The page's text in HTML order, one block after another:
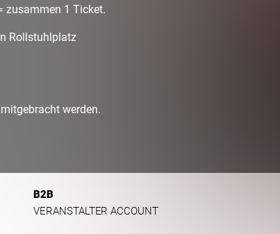
zusammen 1 Ticket.
Rollstuhlplatz
werden.
B2B
VERANSTALTER ACCOUNT